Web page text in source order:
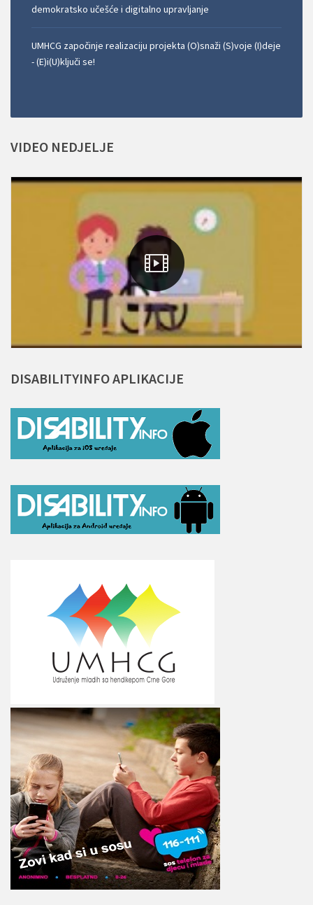
demokratsko učešće i digitalno upravljanje
UMHCG započinje realizaciju projekta (O)snaži (S)voje (I)deje
- (E)i(U)ključi se!
VIDEO NEDJELJE
DISABILITYINFOAPLIKACIJE